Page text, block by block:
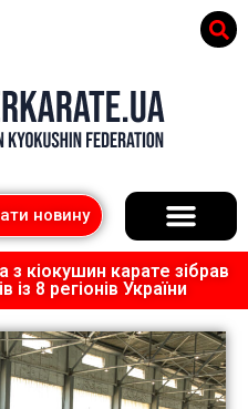
новину
з кіокушин карате зібрав
8 регіонів України